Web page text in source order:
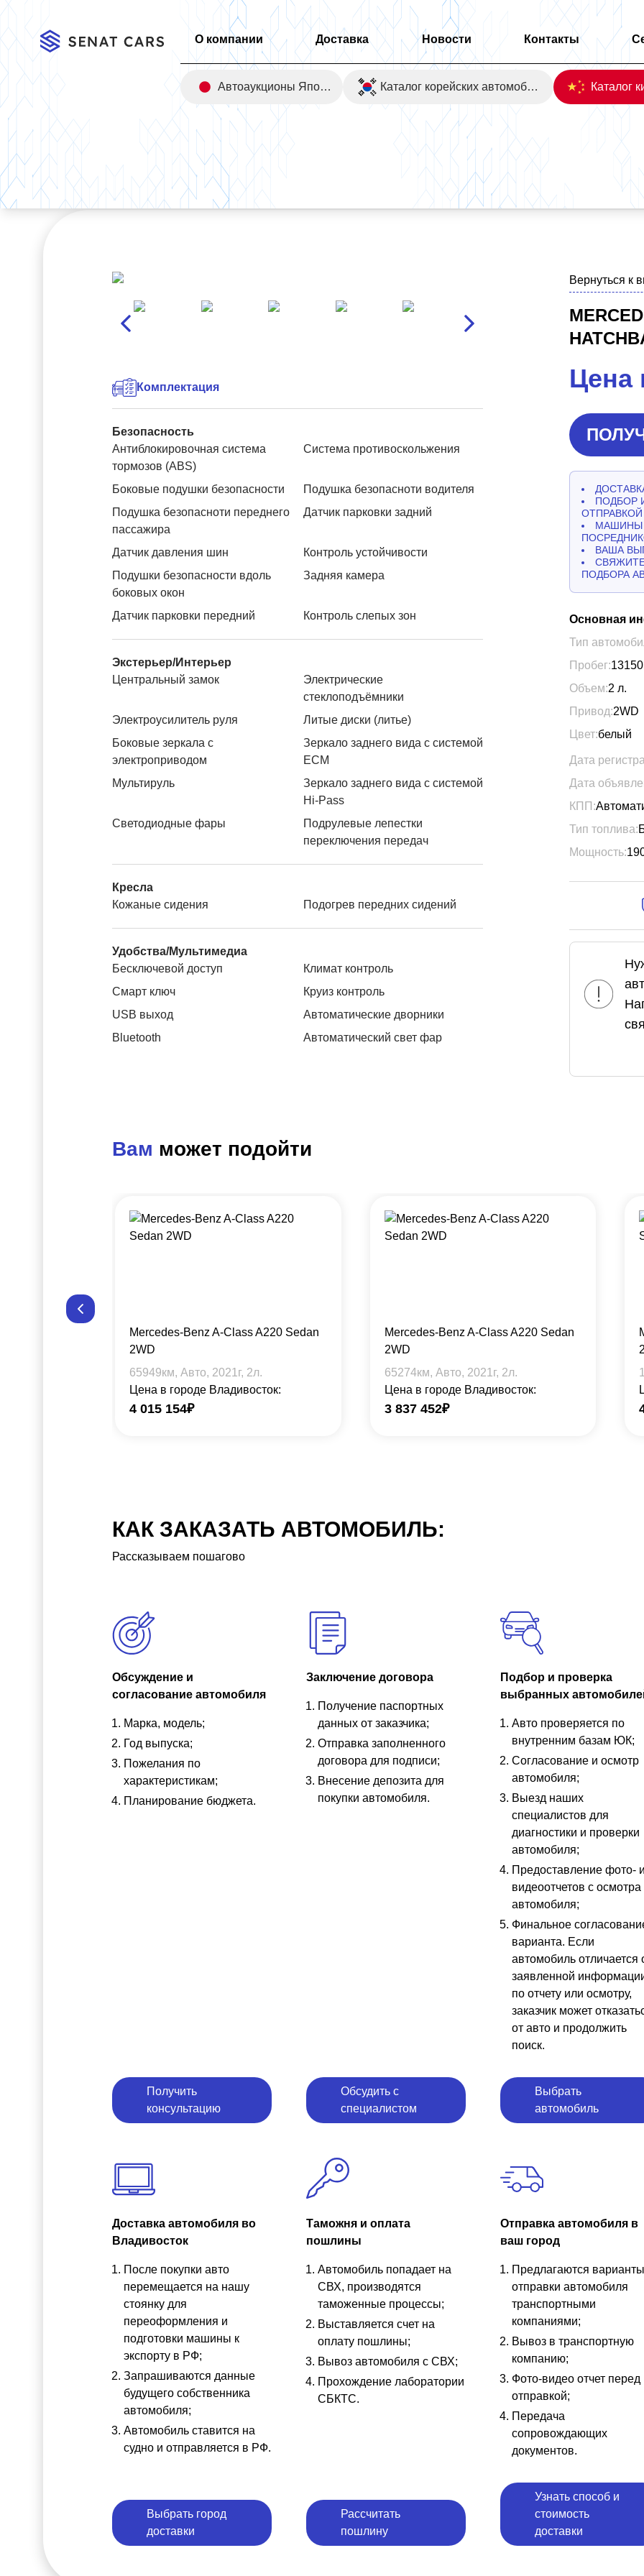
О компании Доставка Новости Контакты
Автоаукционы Японии Каталог корейских автомобилей
Главная/Каталог Mercedes-Benz A-Class A220 Hatchback 2WD
Комплектация
Безопасность
Антиблокировочная система
тормозов (ABS)
Система противоскольжения
Боковые подушки безопасности
Подушка безопасноти водителя
Подушка безопасноти переднего
пассажира
Датчик парковки задний
Датчик давления шин
Контроль устойчивости
Подушки безопасности вдоль
боковых окон
Задняя камера
Датчик парковки передний Контроль слепых зон
Экстерьер/Интерьер
Центральный замок
Электрические
стеклоподъёмники
Электроусилитель руля
Литые диски (литье)
Боковые зеркала с
электроприводом
Зеркало заднего вида с системой
ЕСМ
Мультируль
Зеркало заднего вида с системой
Hi-Pass
Светодиодные фары
Подрулевые лепестки
переключения передач
Кресла
Кожаные сидения
Подогрев передних сидений
Удобства/Мультимедиа
Бесключевой доступ
Климат контроль
Смарт ключ
Круиз контроль
USB выход
Автоматические дворники
Bluetooth
Автоматический свет фар
Вернуться к
Цена
ПОДБОР
ОТПРАВКОЙ
МАШИНЫ
ВАША
ПОДБОРА
Основная
Тип
Пробег:13150
Объем:2 л.
Привод:2WD
Цвет:белый
Дата
Дата
КПП:
Тип топлива:
Мощность:
Вам может подойти
Mercedes-Benz A-Class A220 Sedan
2WD
65949км, Авто, 2021 г, 2л.
Цена в городе Владивосток:
4 015 154₽
Mercedes-Benz A-Class A220 Sedan
2WD
65274км, Авто, 2021 г, 2л.
Цена в городе Владивосток:
3 837 452₽
КАК ЗАКАЗАТЬ АВТОМОБИЛЬ:
Рассказываем пошагово
Обсуждение и
согласование автомобиля
Марка, модель;
Год выпуска;
Пожелания по
характеристикам;
Планирование бюджета.
Получить
консультацию
Заключение договора
Получение паспортных
данных от заказчика;
Отправка заполненного
договора для подписи;
Внесение депозита для
покупки автомобиля.
Обсудить с
специалистом
Подбор и проверка
выбранных
Авто проверяется по
внутренним базам ЮК;
Согласование и осмотр
автомобиля;
Выезд наших
специалистов для
диагностики и проверки
автомобиля;
Предоставление фото- и
видеоотчетов с осмотра
автомобиля;
Финальное
варианта. Если
автомобиль отличается
заявленной
по отчету или осмотру,
заказчик может
от авто и продолжить
поиск.
Выбрать
автомобиль
Доставка автомобиля во
Владивосток
После покупки авто
перемещается на нашу
стоянку для
переоформления и
подготовки машины к
экспорту в РФ;
Запрашиваются данные
будущего собственника
автомобиля;
Автомобиль ставится на
судно и отправляется в РФ.
Выбрать город
доставки
Таможня и оплата
пошлины
Автомобиль попадает на
СВХ, производятся
таможенные процессы;
Выставляется счет на
оплату пошлины;
Вывоз автомобиля с СВХ;
Прохождение лаборатории
СБКТС.
Рассчитать
пошлину
Отправка автомобиля в
ваш город
Предлагаются варианты
отправки автомобиля
транспортными
компаниями;
Вывоз в транспортную
компанию;
Фото-видео отчет перед
отправкой;
Передача
сопровождающих
документов.
Узнать способ и
стоимость
доставки